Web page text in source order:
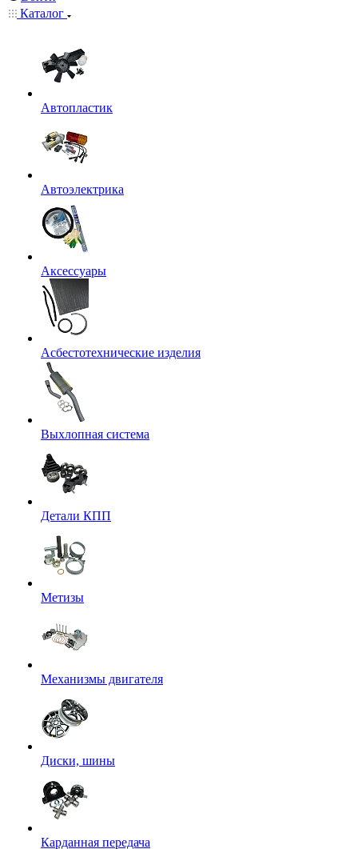
Каталог
Автопластик
Автоэлектрика
Аксессуары
Асбестотехнические изделия
Выхлопная система
Детали КПП
Метизы
Механизмы двигателя
Диски, шины
Карданная передача